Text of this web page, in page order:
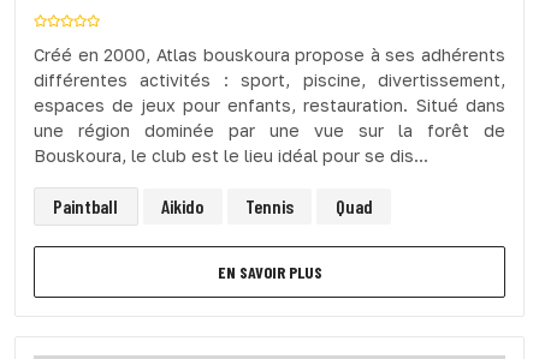
Créé en 2000, Atlas bouskoura propose à ses adhérents
différentes activités : sport, piscine, divertissement,
espaces de jeux pour enfants, restauration. Situé dans
une région dominée par une vue sur la forêt de
Bouskoura, le club est le lieu idéal pour se dis...
Paintball Aikido Tennis Quad
EN SAVOIR PLUS